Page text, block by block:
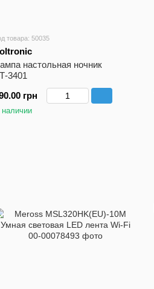
товара: 50035
настольная ночник
3401
грн
наличии